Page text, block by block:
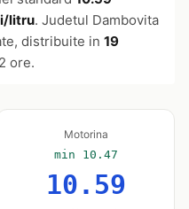
litru. Judetul Dambovita
distribuite in 19
ore.
Motorina
min 10.47
10.59